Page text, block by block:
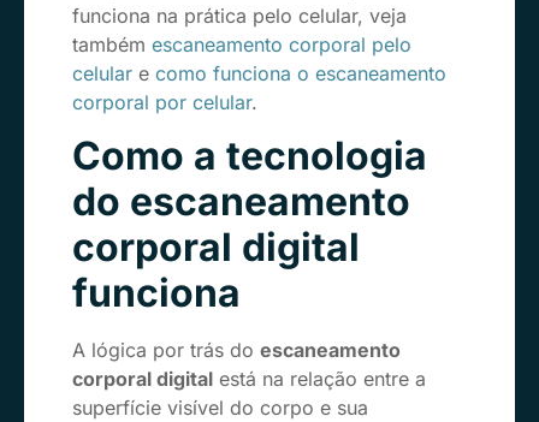
funciona na prática pelo celular, veja
também escaneamento corporal pelo
celular e como funciona o escaneamento
corporal por celular.
Como a tecnologia
do escaneamento
corporal digital
funciona
A lógica por trás do escaneamento
corporal digital está na relação entre a
superfície visível do corpo e sua